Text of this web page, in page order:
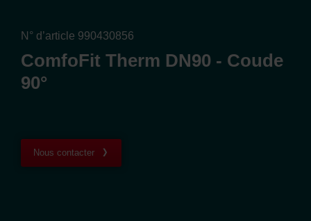
N° d’article 990430856
ComfoFit Therm DN90 - Coude
90°
Nous contacter